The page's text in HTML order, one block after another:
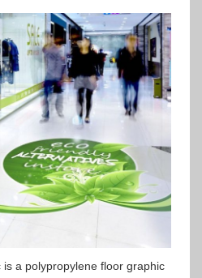
is a polypropylene floor graphic